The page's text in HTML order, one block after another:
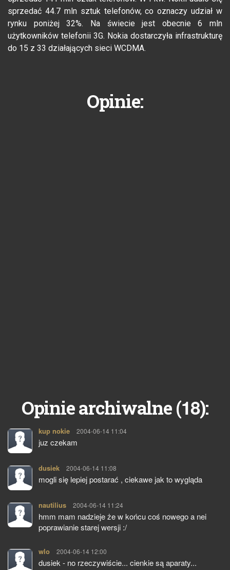
sprzedać 44.7 mln sztuk telefonów, co oznaczy udział w
rynku poniżej 32%. Na świecie jest obecnie 6 mln
użytkowników telefonii 3G. Nokia dostarczyła infrastrukturę
do 15 z 33 działających sieci WCDMA.
Opinie:
Opinie archiwalne (18):
kup nokie pisze:
2004-06-14 11:04
juz czekam
dusiek pisze:
2004-06-14 11:08
mogli się lepiej postarać , ciekawe jak to wygląda
nautilius pisze:
2004-06-14 11:24
hmm mam nadzieje że w końcu coś nowego a nei
poprawianie starej wersji :/
wlo pisze:
2004-06-14 12:00
dusiek - no rzeczywiście... cienkie są aparaty...